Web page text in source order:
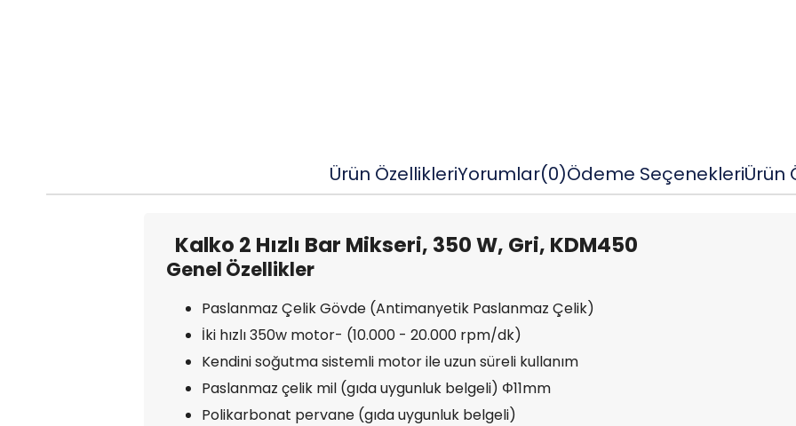
Ürün ÖzellikleriYorumlar(0)Ödeme SeçenekleriÜrün
Kalko 2 Hızlı Bar Mikseri, 350 W, Gri, KDM450
Genel Özellikler
Paslanmaz Çelik Gövde (Antimanyetik Paslanmaz Çelik)
İki hızlı 350w motor- (10.000 - 20.000 rpm/dk)
Kendini soğutma sistemli motor ile uzun süreli kullanım
Paslanmaz çelik mil (gıda uygunluk belgeli) Φ11mm
Polikarbonat pervane (gıda uygunluk belgeli)